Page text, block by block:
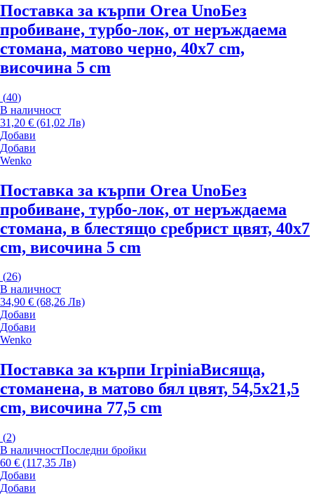
Поставка за кърпи Orea UnoБез
пробиване, турбо-лок, от неръждаема
стомана, матово черно, 40x7 cm,
височина 5 cm
(40)
В наличност
31,20 € (61,02 Лв)
Добави
Добави
Wenko
Поставка за кърпи Orea UnoБез
пробиване, турбо-лок, от неръждаема
стомана, в блестящо сребрист цвят, 40x7
cm, височина 5 cm
(26)
В наличност
34,90 € (68,26 Лв)
Добави
Добави
Wenko
Поставка за кърпи IrpiniaВисяща,
стоманена, в матово бял цвят, 54,5x21,5
cm, височина 77,5 cm
(2)
В наличностПоследни бройки
60 € (117,35 Лв)
Добави
Добави